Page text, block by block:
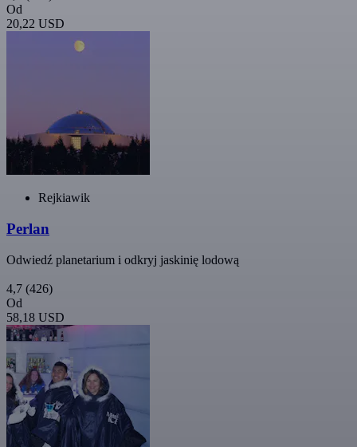
Od
20,22 USD
Rejkiawik
Perlan
Odwiedź planetarium i odkryj jaskinię lodową
4,7 (426)
Od
58,18 USD